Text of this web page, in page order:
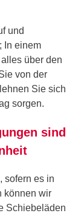
und
In einem
über den
von der
Sie sich
sorgen.
sind
sofern es in
können wir
Schiebeläden